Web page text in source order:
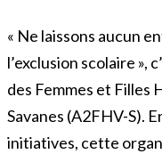
« Ne laissons aucun
l’exclusion scolaire »,
des Femmes et Filles
Savanes (A2FHV-S).
initiatives, cette